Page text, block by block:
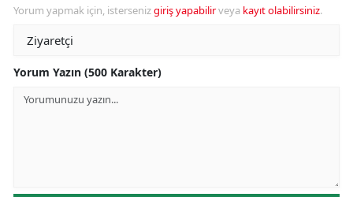
Yorum yapmak için, istersenizgiriş yapabilirveya kayıt olabilirsiniz.
Yorum Yazın (500 Karakter)